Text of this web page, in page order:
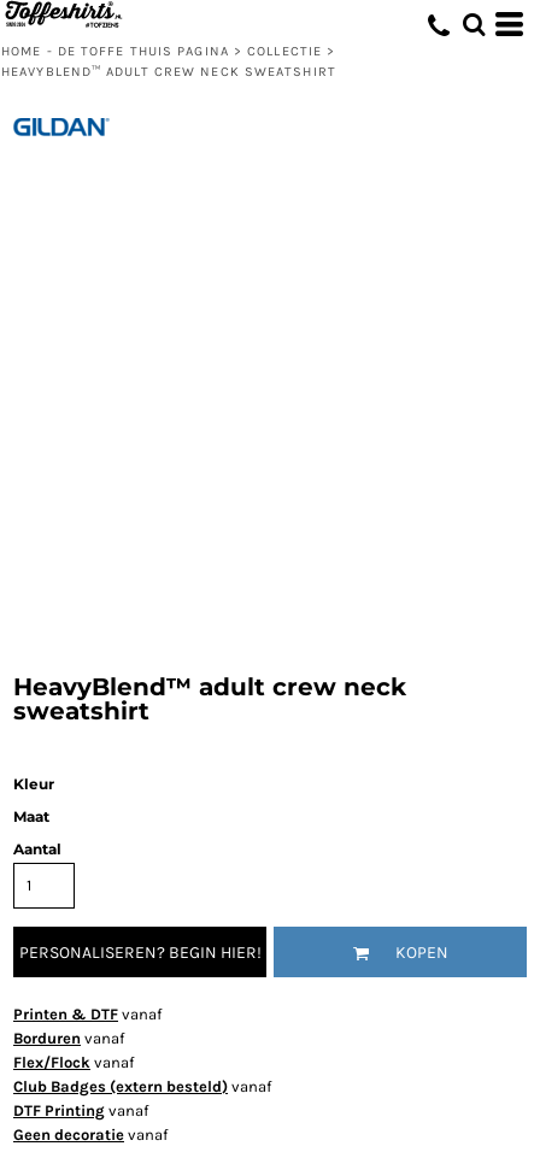
HOME - DE TOFFE THUIS PAGINA > COLLECTIE >
HEAVYBLEND™ ADULT CREW NECK SWEATSHIRT
HeavyBlend™ adult crew neck
sweatshirt
Kleur
Maat
Aantal
PERSONALISEREN? BEGIN HIER! KOPEN
Printen & DTF vanaf
Borduren vanaf
Flex/Flock vanaf
Club Badges (extern besteld) vanaf
DTF Printing vanaf
Geen decoratie vanaf